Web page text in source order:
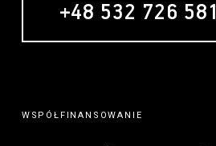
+48 532 726 581
WSPÓŁFINANSOWANIE